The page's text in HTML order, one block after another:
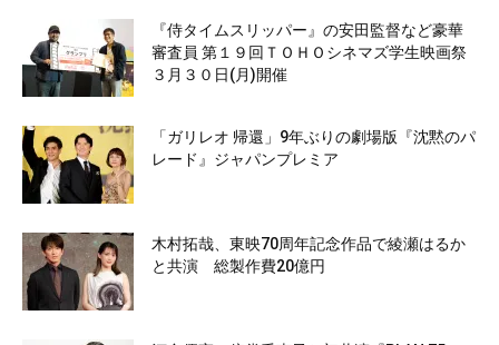
『侍タイムスリッパー』の安田監督など豪華
審査員 第１９回ＴＯＨＯシネマズ学生映画祭
３月３０日(月)開催
「ガリレオ 帰還」9年ぶりの劇場版『沈黙のパ
レード』ジャパンプレミア
木村拓哉、東映70周年記念作品で綾瀬はるか
と共演 総製作費20億円